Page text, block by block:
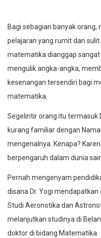
Bagi sebagian banyak
pelajaran yang rumit dan
matematika dianggap
mengulik angka-angka,
kesenangan tersendiri bagi
matematika.
Segelintir orang itu termasuk
kurang familiar dengan
mengenalnya. Kenapa?
berpengaruh dalam dunia
Pernah mengenyam
disana Dr. Yogi
Studi Aeronotika dan
melanjutkan studinya di
doktor di bidang Matematika.